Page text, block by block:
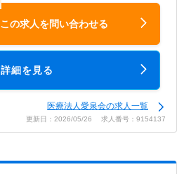
この求人を問い合わせる
詳細を見る
医療法人愛泉会の求人一覧
更新日：2026/05/26 求人番号：9154137